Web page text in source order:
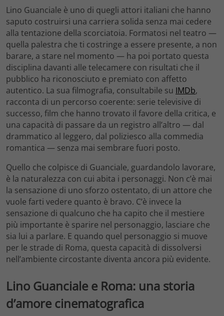
Lino Guanciale è uno di quegli attori italiani che hanno
saputo costruirsi una carriera solida senza mai cedere
alla tentazione della scorciatoia. Formatosi nel teatro —
quella palestra che ti costringe a essere presente, a non
barare, a stare nel momento — ha poi portato questa
disciplina davanti alle telecamere con risultati che il
pubblico ha riconosciuto e premiato con affetto
autentico. La sua filmografia, consultabile su IMDb,
racconta di un percorso coerente: serie televisive di
successo, film che hanno trovato il favore della critica, e
una capacità di passare da un registro all’altro — dal
drammatico al leggero, dal poliziesco alla commedia
romantica — senza mai sembrare fuori posto.
Quello che colpisce di Guanciale, guardandolo lavorare,
è la naturalezza con cui abita i personaggi. Non c’è mai
la sensazione di uno sforzo ostentato, di un attore che
vuole farti vedere quanto è bravo. C’è invece la
sensazione di qualcuno che ha capito che il mestiere
più importante è sparire nel personaggio, lasciare che
sia lui a parlare. E quando quel personaggio si muove
per le strade di Roma, questa capacità di dissolversi
nell’ambiente circostante diventa ancora più evidente.
Lino Guanciale e Roma: una storia
d’amore cinematografica